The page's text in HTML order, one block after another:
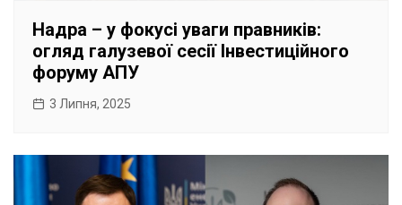
Надра – у фокусі уваги правників:
огляд галузевої сесії Інвестиційного
форуму АПУ
3 Липня, 2025